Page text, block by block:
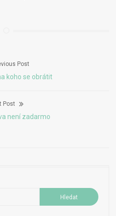
Post
koho se obrátit
Post
není zadarmo
Vyhledávání